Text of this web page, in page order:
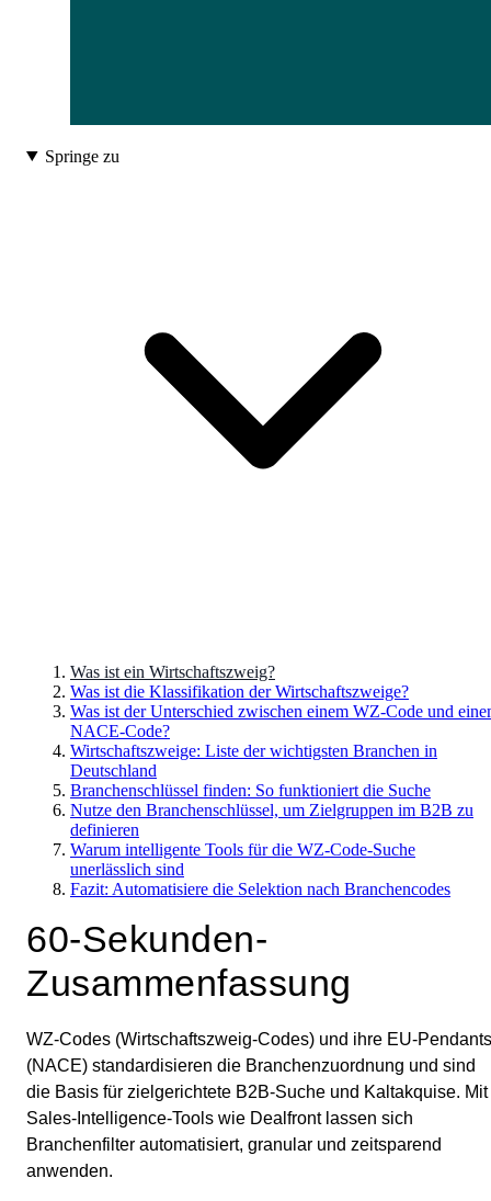
Springe zu
Was ist ein Wirtschaftszweig?
Was ist die Klassifikation der Wirtschaftszweige?
Was ist der Unterschied zwischen einem WZ-Code und
NACE-Code?
Wirtschaftszweige: Liste der wichtigsten Branchen in
Deutschland
Branchenschlüssel finden: So funktioniert die Suche
Nutze den Branchenschlüssel, um Zielgruppen im B2B zu
definieren
Warum intelligente Tools für die WZ-Code-Suche
unerlässlich sind
Fazit: Automatisiere die Selektion nach Branchencodes
60-Sekunden-
Zusammenfassung
WZ‑Codes (Wirtschaftszweig‑Codes) und ihre EU‑Pendants
(NACE) standardisieren die Branchenzuordnung und sind
die Basis für zielgerichtete B2B‑Suche und Kaltakquise. Mit
Sales‑Intelligence‑Tools wie Dealfront lassen sich
Branchenfilter automatisiert, granular und zeitsparend
anwenden.